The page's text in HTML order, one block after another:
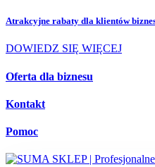
Atrakcyjne rabaty dla klientów
DOWIEDZ SIĘ WIĘCEJ
Oferta dla biznesu
Kontakt
Pomoc